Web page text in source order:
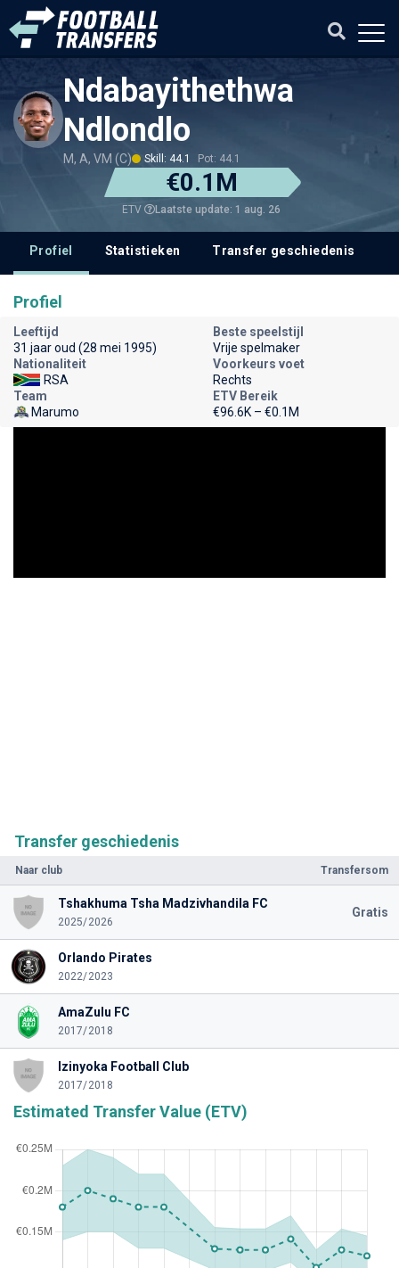
Ndabayithethwa
Ndlondlo
M, A, VM (C) Skill: 44.1 Pot: 44.1
€0.1M
ETV Laatste update: 1 aug. 26
Profiel Statistieken Transfer geschiedenis
Transfer geschiedenis
Naar club Transfersom
Tshakhuma Tsha Madzivhandila FC
2025/2026
Gratis
Orlando Pirates
2022/2023
AmaZulu FC
2017/2018
Izinyoka Football Club
2017/2018
Estimated Transfer Value (ETV)
Profiel
Leeftijd
31 jaar oud (28 mei 1995)
Beste speelstijl
Vrije spelmaker
Nationaliteit
RSA
Voorkeurs voet
Rechts
Team
Marumo
ETV Bereik
€96.6K – €0.1M